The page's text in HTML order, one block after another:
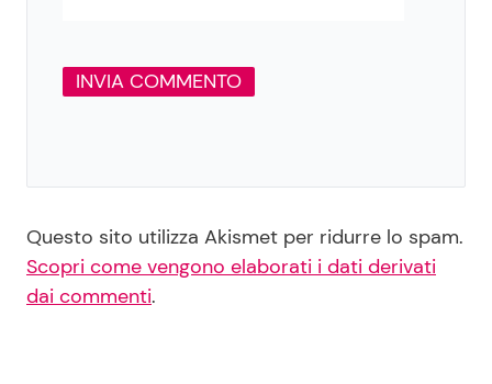
Questo sito utilizza Akismet per ridurre lo spam.
Scopri come vengono elaborati i dati derivati
dai commenti.